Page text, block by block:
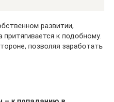
развитии,
к подобному.
позволяя заработать